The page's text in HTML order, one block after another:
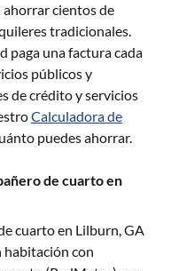
ahorrar cientos de
tradicionales.
paga una factura cada
públicos y
de crédito y servicios
Calculadora de
puedes ahorrar.
de cuarto en
cuarto en Lilburn, GA
habitación con